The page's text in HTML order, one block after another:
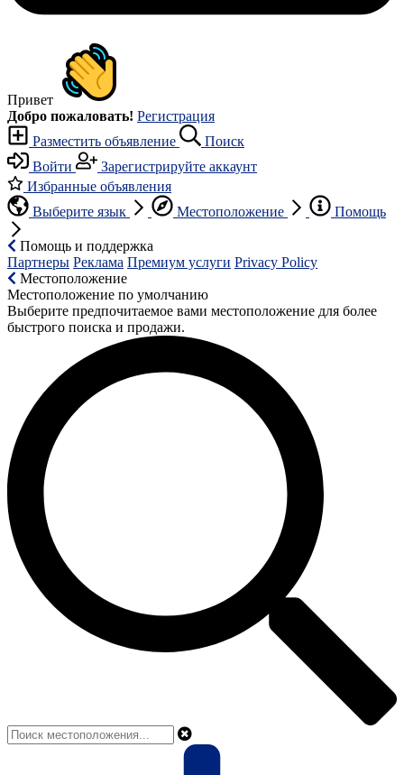
Привет
Добро пожаловать! Регистрация
Разместить объявление
Поиск
Войти
Зарегистрируйте аккаунт
Избранные объявления
Выберите язык
Местоположение Помощь
Помощь и поддержка
Партнеры Реклама Премиум услуги Privacy Policy
Местоположение
Местоположение по умолчанию
Выберите предпочитаемое вами местоположение для более
быстрого поиска и продажи.